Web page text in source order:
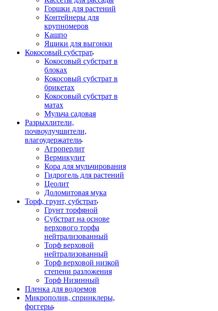
Горшки для растений
Контейнеры для
крупномеров
Кашпо
Ящики для выгонки
Кокосовый субстрат
Кокосовый субстрат в
блоках
Кокосовый субстрат в
брикетах
Кокосовый субстрат в
матах
Мульча садовая
Разрыхлители,
почвоулучшители,
влагоудержатели
Агроперлит
Вермикулит
Кора для мульчирования
Гидрогель для растений
Цеолит
Доломитовая мука
Торф, грунт, субстрат
Грунт торфяной
Субстрат на основе
верхового торфа
нейтрализованный
Торф верховой
нейтрализованный
Торф верховой низкой
степени разложения
Торф Низинный
Пленка для водоемов
Микрополив, спринклеры,
фоггеры